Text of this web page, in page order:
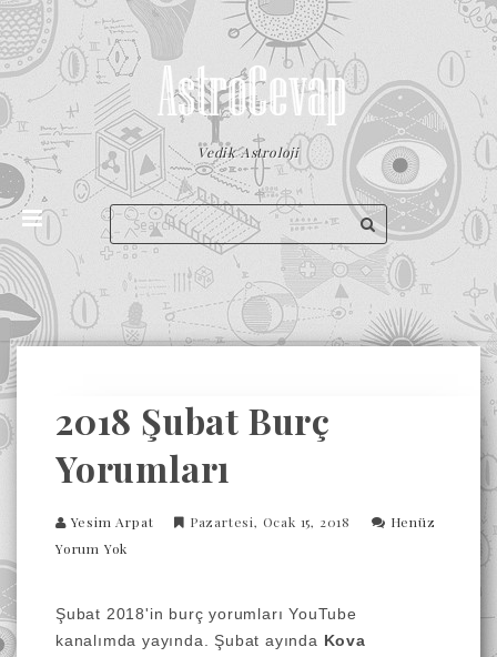
Vedik Astroloji
2018 Şubat Burç
Yorumları
Yesim Arpat Pazartesi, Ocak 15, 2018
Henüz
Yorum Yok
Şubat 2018'in burç yorumları YouTube
kanalımda yayında. Şubat ayında Kova